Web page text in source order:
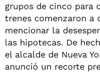
grupos de cinco para
trenes comenzaron a
mencionar la
las hipotecas. De
el alcalde de Nueva
anunció un recorte